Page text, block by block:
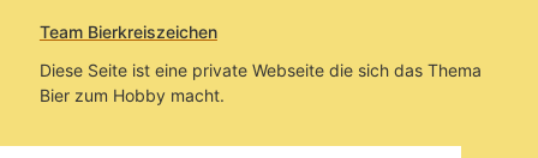
Team Bierkreiszeichen
Diese Seite ist eine private Webseite die sich das Thema
Bier zum Hobby macht.